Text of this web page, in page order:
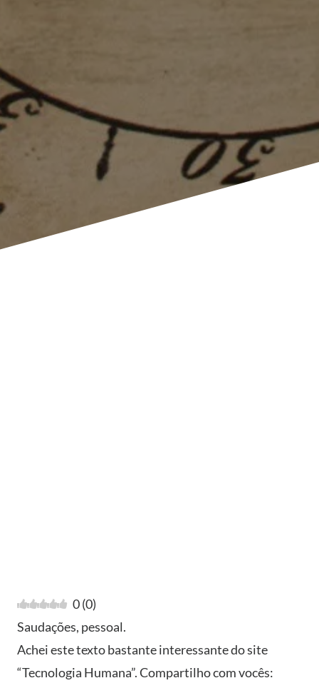
0(0)
Saudações, pessoal.
Achei este texto bastante interessante do site
“Tecnologia Humana”. Compartilho com vocês: